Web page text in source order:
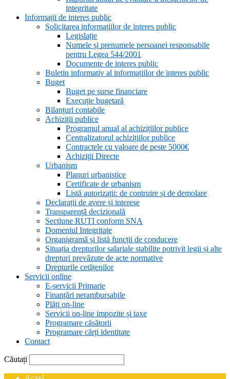
integritate
Informații de interes public
Solicitarea informațiilor de interes public
Legislație
Numele și prenumele persoanei responsabile
pentru Legea 544/2001
Documente de interes public
Buletin informativ al informațiilor de interes public
Buget
Buget pe surse financiare
Execuție bugetară
Bilanțuri contabile
Achiziții publice
Programul anual al achizițiilor publice
Centralizatorul achizițiilor publice
Contractele cu valoare de peste 5000€
Achiziții Directe
Urbanism
Planuri urbanistice
Certificate de urbanism
Listă autorizații: de contruire și de demolare
Declarații de avere și interese
Transparență decizională
Sectiune RUTI conform SNA
Domeniul Integritate
Organigramă și listă funcții de conducere
Situația drepturilor salariale stabilite potrivit legii și alte
drepturi prevăzute de acte normative
Drepturile cetățenilor
Servicii online
E-servicii Primarie
Finanțări nerambursabile
Plăți on-line
Servicii on-line impozite și taxe
Programare căsătorii
Programare cărți identitate
Contact
Căutați